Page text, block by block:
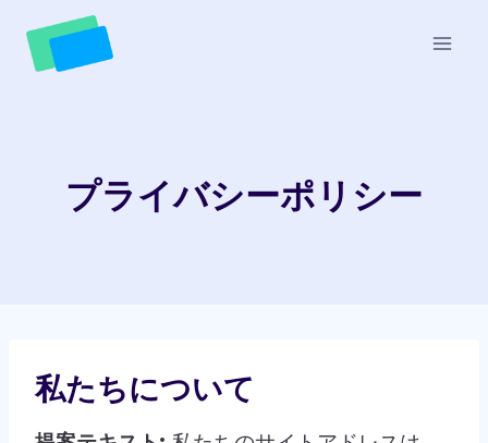
content
プライバシーポリシー
私たちについて